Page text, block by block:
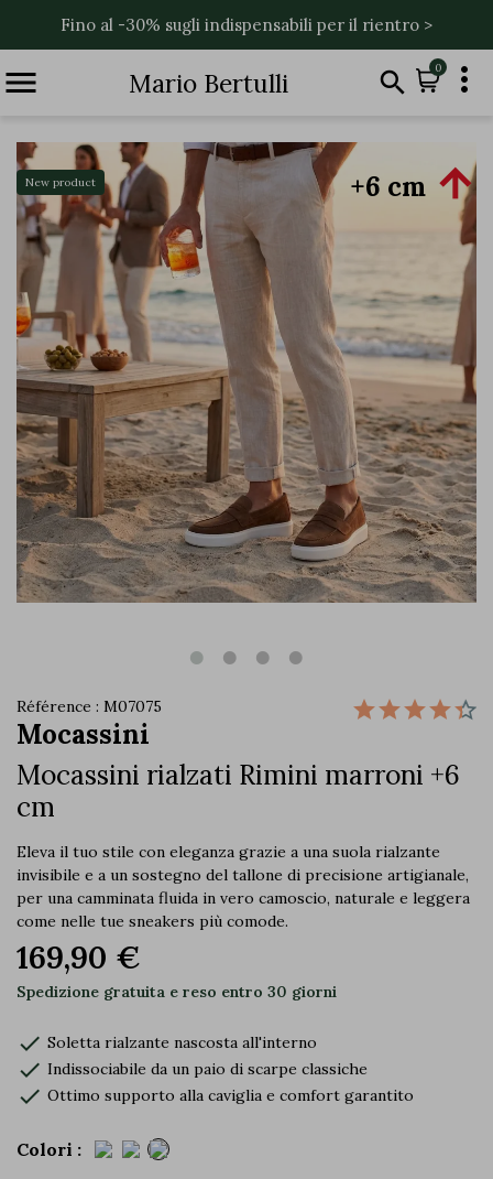
Fino al -30% sugli indispensabili per il rientro >
 Mario Bertulli  0 
+6 cm 
New product
Référence : M07075
Mocassini
Mocassini rialzati Rimini marroni +6
cm
Eleva il tuo stile con eleganza grazie a una suola rialzante
invisibile e a un sostegno del tallone di precisione artigianale,
per una camminata fluida in vero camoscio, naturale e leggera
come nelle tue sneakers più comode.
169,90 €
Spedizione gratuita e reso entro 30 giorni
check Soletta rialzante nascosta all'interno
check Indissociabile da un paio di scarpe classiche
check Ottimo supporto alla caviglia e comfort garantito
Colori :